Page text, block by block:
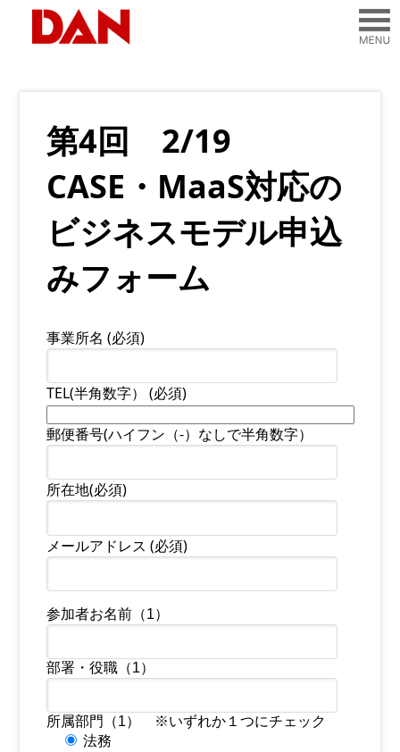
第4回 2/19
CASE・MaaS対応の
ビジネスモデル申込
みフォーム
事業所名 (必須)
TEL(半角数字） (必須)
郵便番号(ハイフン（-）なしで半角数字）
所在地(必須)
メールアドレス (必須)
参加者お名前（1）
部署・役職（1）
所属部門（1） ※いずれか１つにチェック
法務